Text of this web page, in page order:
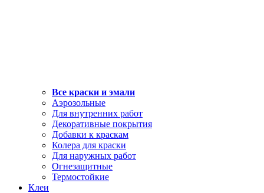
Все краски и эмали
Аэрозольные
Для внутренних работ
Декоративные покрытия
Добавки к краскам
Колера для краски
Для наружных работ
Огнезащитные
Термостойкие
Клеи